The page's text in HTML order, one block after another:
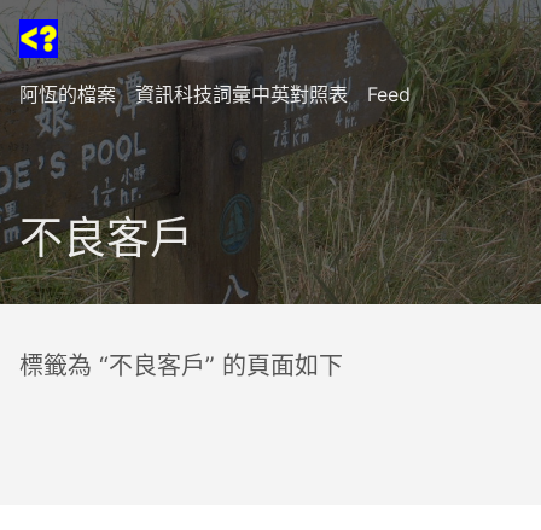
阿恆的檔案 資訊科技詞彙中英對照表 Feed
不良客戶
標籤為 “不良客戶” 的頁面如下